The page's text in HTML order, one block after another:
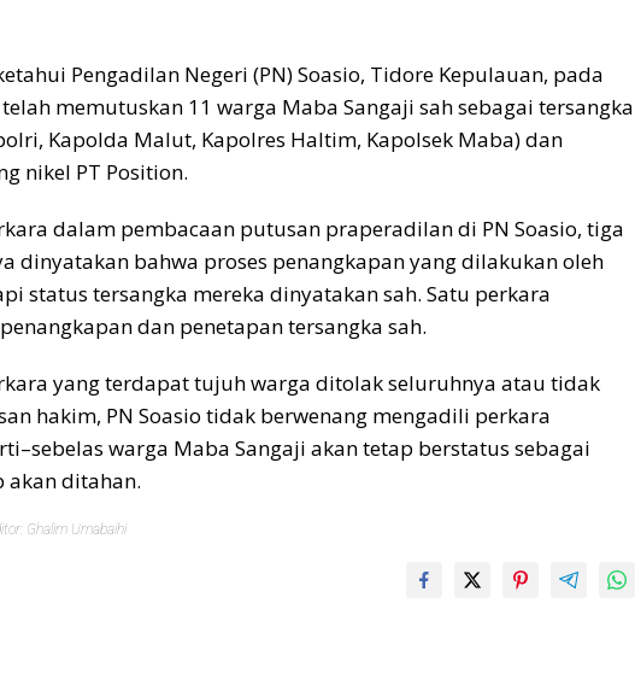
Pengadilan Negeri (PN) Soasio, Tidore Kepulauan, pada
telah memutuskan 11 warga Maba Sangaji sah sebagai tersangka
Kapolda Malut, Kapolres Haltim, Kapolsek Maba) dan
nikel PT Position.
dalam pembacaan putusan praperadilan di PN Soasio, tiga
dinyatakan bahwa proses penangkapan yang dilakukan oleh
status tersangka mereka dinyatakan sah. Satu perkara
dan penetapan tersangka sah.
yang terdapat tujuh warga ditolak seluruhnya atau tidak
hakim, PN Soasio tidak berwenang mengadili perkara
warga Maba Sangaji akan tetap berstatus sebagai
akan ditahan.
Ghalim Umabaihi